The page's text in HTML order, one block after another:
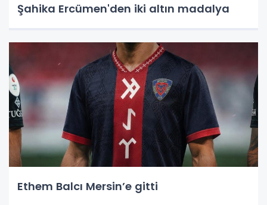
Şahika Ercümen'den iki altın madalya
Ethem Balcı Mersin’e gitti